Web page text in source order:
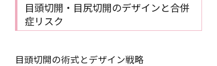
目頭切開・目尻切開のデザインと合併
症リスク
目頭切開の術式とデザイン戦略